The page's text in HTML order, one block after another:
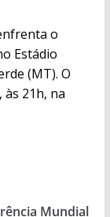
o
Estádio
(MT). O
21h, na
Mundial